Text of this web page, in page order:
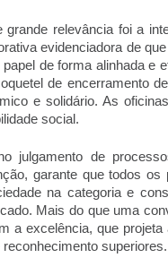
grande relevância foi a
evidenciadora de
de forma alinhada e
de encerramento
e solidário. As
social.
julgamento de
garante que todos
na categoria e
Mais do que uma
a excelência, que
reconhecimento superiores.